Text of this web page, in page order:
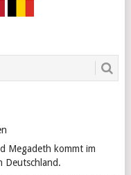
Megadeth kommt im
Deutschland.